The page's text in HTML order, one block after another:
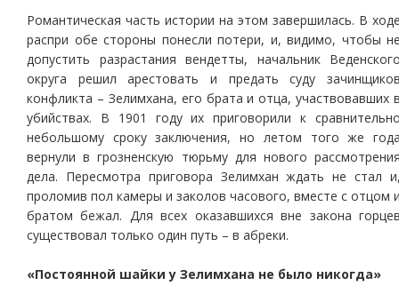
Романтическая часть истории на этом завершилась. В
распри обе стороны понесли потери, и, видимо, чтобы
допустить разрастания вендетты, начальник
округа решил арестовать и предать суду
конфликта – Зелимхана, его брата и отца, участвовавших
убийствах. В 1901 году их приговорили к
небольшому сроку заключения, но летом того же
вернули в грозненскую тюрьму для нового
дела. Пересмотра приговора Зелимхан ждать не стал
проломив пол камеры и заколов часового, вместе с отцом
братом бежал. Для всех оказавшихся вне закона
существовал только один путь – в абреки.
«Постоянной шайки у Зелимхана не было никогда»